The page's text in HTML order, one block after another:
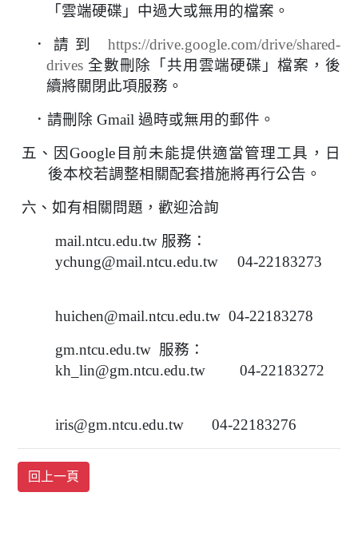
「雲端硬碟」中過大或無用的檔案。
．請到
https://drive.google.com/drive/shared-
drives 全數刪除「共用雲端硬碟」檔案，後
續將關閉此項服務。
．請刪除 Gmail 過時或無用的郵件。
五、因Google 目前未能提供適當管理工具，日
後本校若調整相關配套措施將再行公告。
六、如有相關問題，歡迎洽詢
mail.ntcu.edu.tw 服務：
ychung@mail.ntcu.edu.tw 04-22183273
huichen@mail.ntcu.edu.tw 04-22183278
gm.ntcu.edu.tw 服務：
kh_lin@gm.ntcu.edu.tw 04-22183272
iris@gm.ntcu.edu.tw 04-22183276